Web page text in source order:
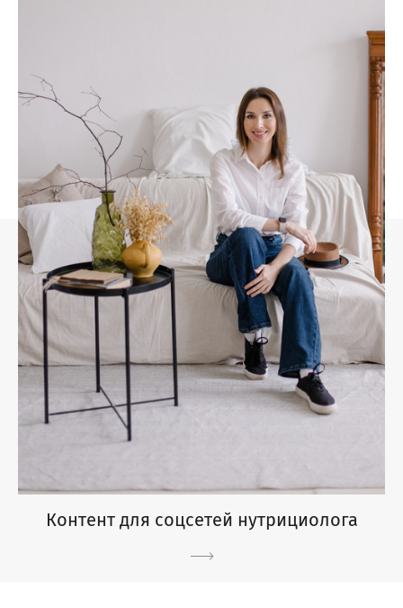
Контент для соцсетей нутрициолога